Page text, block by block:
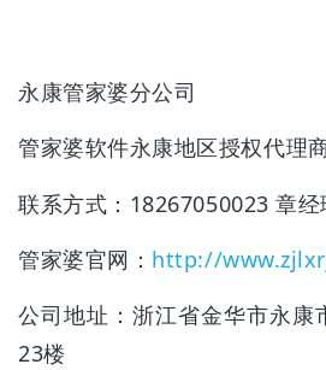
永康管家婆分公司
管家婆软件永康地区授权代理
联系方式：18267050023 章经
管家婆官网： http://
公司地址：浙江省金华市永康
23楼